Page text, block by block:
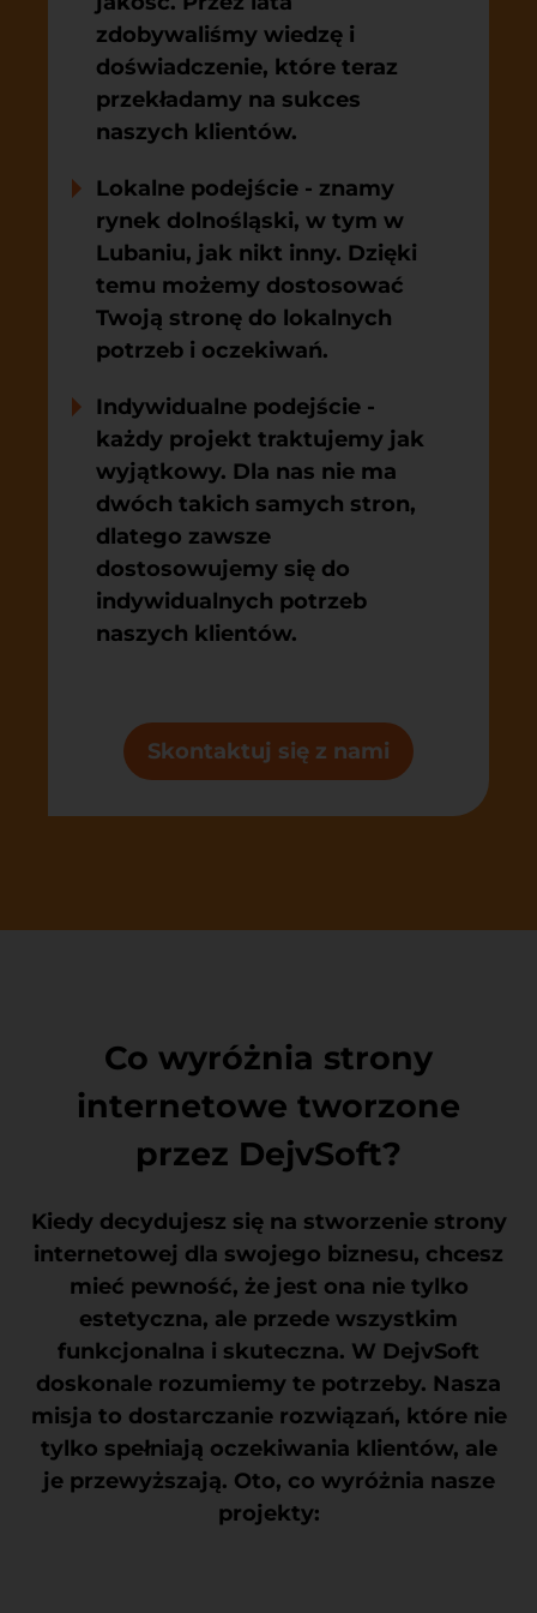
zdobywaliśmy wiedzę i
doświadczenie, które teraz
przekładamy na sukces
naszych klientów.
Lokalne podejście - znamy
rynek dolnośląski, w tym w
Lubaniu, jak nikt inny. Dzięki
temu możemy dostosować
Twoją stronę do lokalnych
potrzeb i oczekiwań.
Indywidualne podejście -
każdy projekt traktujemy jak
wyjątkowy. Dla nas nie ma
dwóch takich samych stron,
dlatego zawsze
dostosowujemy się do
indywidualnych potrzeb
naszych klientów.
Skontaktuj się z nami
Co wyróżnia strony
internetowe tworzone
przez DejvSoft?
Kiedy decydujesz się na stworzenie strony
internetowej dla swojego biznesu, chcesz
mieć pewność, że jest ona nie tylko
estetyczna, ale przede wszystkim
funkcjonalna i skuteczna. W DejvSoft
doskonale rozumiemy te potrzeby. Nasza
misja to dostarczanie rozwiązań, które nie
tylko spełniają oczekiwania klientów, ale
je przewyższają. Oto, co wyróżnia nasze
projekty: